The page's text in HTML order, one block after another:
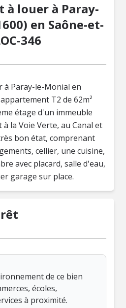
louer à Paray-
en Saône-et-
346
Paray-le-Monial en
T2 de 62m²
étage d'un immeuble
à la Voie Verte, au Canal et
bon état, comprenant
cellier, une cuisine,
avec placard, salle d'eau,
garage sur place.
de ce bien
écoles,
à proximité.